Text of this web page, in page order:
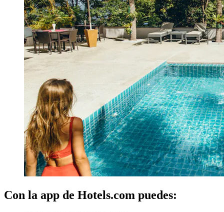
Con la app de Hotels.com puedes: